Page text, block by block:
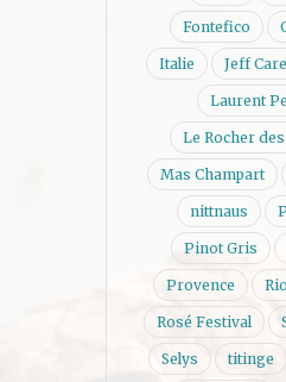
Fontefico
Italie Jeff
Laurent
Le Rocher
Mas Champart
nittnaus
Pinot Gris
Provence
Rosé Festival
Selys titinge